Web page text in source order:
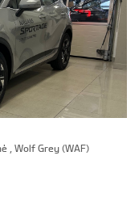
, Wolf Grey (WAF)